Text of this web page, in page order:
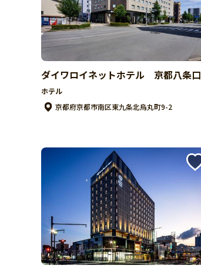
ダイワロイネットホテル 京都八条口
ホテル
京都府京都市南区東九条北烏丸町9-2